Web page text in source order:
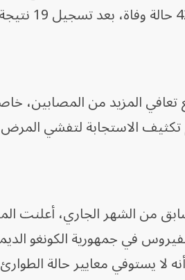
تعافي المزيد من
تكثيف الاستجابة لتفشي
من الشهر الجاري، أعلنت
في جمهورية الكونغو
لا يستوفي معايير حالة الطوارئ